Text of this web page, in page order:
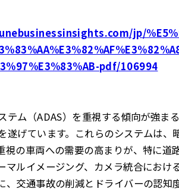
jp/
pdf/106994
ム（ADAS）を重視する傾向が強ま
げています。これらのシステムは、
の車両への需要の高まりが、特に道
ルイメージング、カメラ統合におけ
交通事故の削減とドライバーの認知